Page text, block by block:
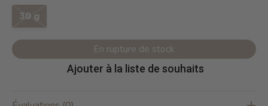
30 g
En rupture de stock
Ajouter à la liste de souhaits